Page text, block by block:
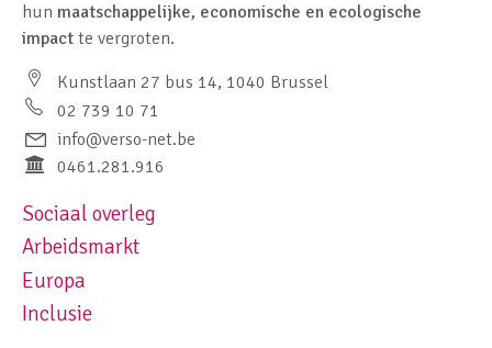
hun maatschappelijke, economische en ecologische
impact te vergroten.
Kunstlaan 27 bus 14, 1040 Brussel
02 739 10 71
info@verso-net.be
0461.281.916
Footer navigation left
Sociaal overleg
Arbeidsmarkt
Europa
Inclusie